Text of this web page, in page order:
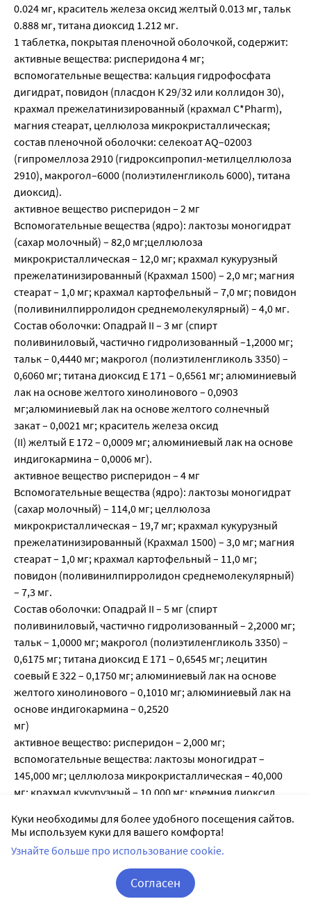
0.024 мг, краситель железа оксид желтый 0.013 мг, тальк
0.888 мг, титана диоксид 1.212 мг.
1 таблетка, покрытая пленочной оболочкой, содержит:
активные вещества: рисперидона 4 мг;
вспомогательные вещества: кальция гидрофосфата
дигидрат, повидон (пласдон К 29/32 или коллидон 30),
крахмал прежелатинизированный (крахмал С*Pharm),
магния стеарат, целлюлоза микрокристаллическая;
состав пленочной оболочки: селекоат AQ–02003
(гипромеллоза 2910 (гидроксипропил-метилцеллюлоза
2910), макрогол–6000 (полиэтиленгликоль 6000), титана
диоксид).
активное вещество рисперидон – 2 мг
Вспомогательные вещества (ядро): лактозы моногидрат
(сахар молочный) – 82,0 мг;целлюлоза
микрокристаллическая – 12,0 мг; крахмал кукурузный
прежелатинизированный (Крахмал 1500) – 2,0 мг; магния
стеарат – 1,0 мг; крахмал картофельный – 7,0 мг; повидон
(поливинилпирролидон среднемолекулярный) – 4,0 мг.
Состав оболочки: Опадрай II – 3 мг (спирт
поливиниловый, частично гидролизованный –1,2000 мг;
тальк – 0,4440 мг; макрогол (полиэтиленгликоль 3350) –
0,6060 мг; титана диоксид Е 171 – 0,6561 мг; алюминиевый
лак на основе желтого хинолинового – 0,0903
мг;алюминиевый лак на основе желтого солнечный
закат – 0,0021 мг; краситель железа оксид
(II) желтый Е 172 – 0,0009 мг; алюминиевый лак на основе
индигокармина – 0,0006 мг).
активное вещество рисперидон – 4 мг
Вспомогательные вещества (ядро): лактозы моногидрат
(сахар молочный) – 114,0 мг; целлюлоза
микрокристаллическая – 19,7 мг; крахмал кукурузный
прежелатинизированный (Крахмал 1500) – 3,0 мг; магния
стеарат – 1,0 мг; крахмал картофельный – 11,0 мг;
повидон (поливинилпирролидон среднемолекулярный)
– 7,3 мг.
Состав оболочки: Опадрай II – 5 мг (спирт
поливиниловый, частично гидролизованный – 2,2000 мг;
тальк – 1,0000 мг; макрогол (полиэтиленгликоль 3350) –
0,6175 мг; титана диоксид Е 171 – 0,6545 мг; лецитин
соевый Е 322 – 0,1750 мг; алюминиевый лак на основе
желтого хинолинового – 0,1010 мг; алюминиевый лак на
основе индигокармина – 0,2520
мг)
активное вещество: рисперидон – 2,000 мг;
вспомогательные вещества: лактозы моногидрат –
145,000 мг; целлюлоза микрокристаллическая – 40,000
мг; крахмал кукурузный – 10,000 мг; кремния диоксид
пленочная оболочка: [гипромеллоза – 3,600 мг, тальк –
1,200 мг, титана диоксид – 0,660 мг, макрогол 4000
(полиэтиленгликоль 4000) – 0,540 мг] или [сухая смесь
для пленочного покрытия, содержащая гипромеллозу
(60 %), тальк (20 %), титана диоксид (11 %), макрогол 4000
Куки необходимы для более удобного посещения сайтов.
Мы используем куки для вашего комфорта!
Узнайте больше про использование cookie.
Согласен